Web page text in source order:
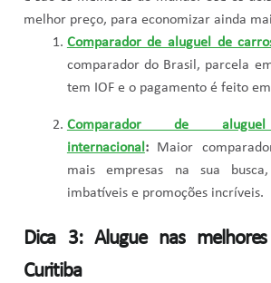
melhor preço, para economizar ainda
Comparador de aluguel de
comparador do Brasil, parcela
tem IOF e o pagamento é feito
Comparador de
internacional :
Maior
mais empresas na sua
imbatíveis e promoções incríveis.
Dica 3: Alugue nas
Curitiba